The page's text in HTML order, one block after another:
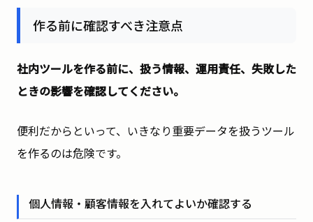
作る前に確認すべき注意点
社内ツールを作る前に、扱う情報、運用責任、失敗した
ときの影響を確認してください。
便利だからといって、いきなり重要データを扱うツール
を作るのは危険です。
個人情報・顧客情報を入れてよいか確認する